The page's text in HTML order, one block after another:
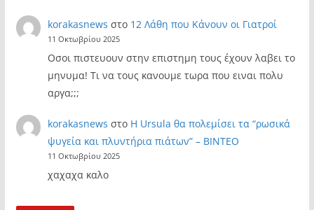
korakasnews στο 12 Λάθη που Κάνουν οι Γιατροί
11 Οκτωβρίου 2025
Οσοι πιστευουν στην επιστημη τους έχουν λαβει το
μηνυμα! Τι να τους κανουμε τωρα που ειναι πολυ
αργα;;;
korakasnews στο Η Ursula θα πολεμίσει τα “ρωσικά
ψυγεία και πλυντήρια πιάτων” – ΒΙΝΤΕΟ
11 Οκτωβρίου 2025
χαχαχα καλο